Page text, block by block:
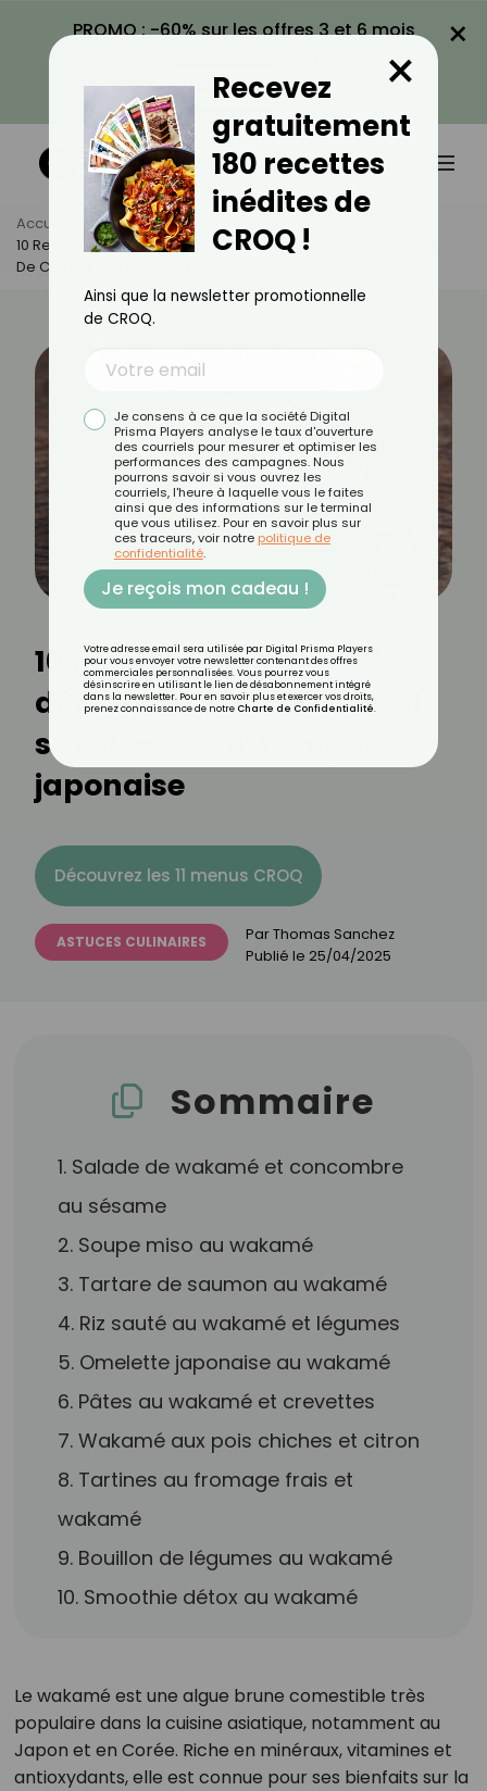
PROMO : -60% sur les offres 3 et 6 mois
VOIR LA PROMO
×
Accueil Actus
Astuces Culinaires
10 Recettes Au Wakamé : Découvrez Les Bienfaits Et Saveurs
De Cette Algue Japonaise
10 recettes au wakamé :
découvrez les bienfaits et
saveurs de cette algue
japonaise
Découvrez les 11 menus CROQ
ASTUCES CULINAIRES ParThomas Sanchez
Publié le 25/04/2025
Sommaire
1. Salade de wakamé et concombre
au sésame
2. Soupe miso au wakamé
3. Tartare de saumon au wakamé
4. Riz sauté au wakamé et légumes
5. Omelette japonaise au wakamé
6. Pâtes au wakamé et crevettes
7. Wakamé aux pois chiches et citron
8. Tartines au fromage frais et
wakamé
9. Bouillon de légumes au wakamé
10. Smoothie détox au wakamé
Le wakamé est une algue brune comestible très
populaire dans la cuisine asiatique, notamment au
Japon et en Corée. Riche en minéraux, vitamines et
antioxydants, elle est connue pour ses bienfaits sur la
Recevez
gratuitement
180 recettes
inédites de
CROQ !
×
Ainsi que la newsletter promotionnelle
de CROQ.
Je consens à ce que la société Digital
Prisma Players analyse le taux d'ouverture
des courriels pour mesurer et optimiser les
performances des campagnes. Nous
pourrons savoir si vous ouvrez les
courriels, l'heure à laquelle vous le faites
ainsi que des informations sur le terminal
que vous utilisez. Pour en savoir plus sur
ces traceurs, voir notre politique de
confidentialité.
Je reçois mon cadeau !
Votre adresse email sera utilisée par Digital Prisma Players
pour vous envoyer votre newsletter contenant des offres
commerciales personnalisées. Vous pourrez vous
désinscrire en utilisant le lien de désabonnement intégré
dans la newsletter. Pour en savoir plus et exercer vos droits,
prenez connaissance de notre Charte de Confidentialité.